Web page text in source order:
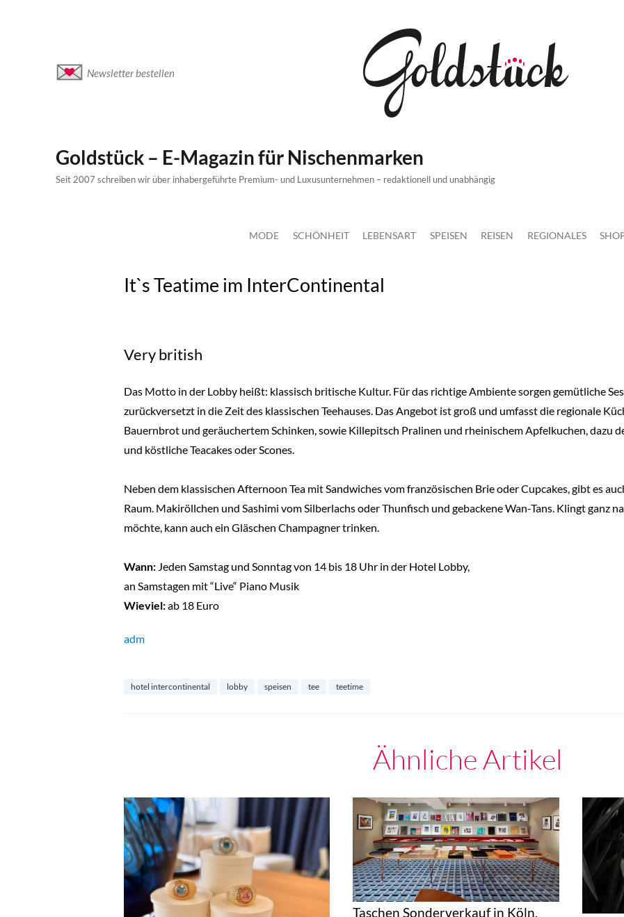
Newsletter bestellen
Goldstück – E-Magazin für Nischenmarken
Seit 2007 schreiben wir über inhabergeführte Premium- und Luxusunternehmen – redaktionell und unabhängig
MODE SCHÖNHEIT LEBENSART SPEISEN REISEN REGIONALES
It`s Teatime im InterContinental
Very british
Das Motto in der Lobby heißt: klassisch britische Kultur. Für das richtige Ambiente sorgen gemütliche
zurückversetzt in die Zeit des klassischen Teehauses. Das Angebot ist groß und umfasst die regionale
Bauernbrot und geräuchertem Schinken, sowie Killepitsch Pralinen und rheinischem Apfelkuchen, dazu
und köstliche Teacakes oder Scones.
Neben dem klassischen Afternoon Tea mit Sandwiches vom französischen Brie oder Cupcakes, gibt es
Raum. Makiröllchen und Sashimi vom Silberlachs oder Thunfisch und gebackene Wan-Tans. Klingt ganz
möchte, kann auch ein Gläschen Champagner trinken.
Wann: Jeden Samstag und Sonntag von 14 bis 18 Uhr in der Hotel Lobby,
an Samstagen mit “Live“ Piano Musik
Wieviel:ab 18 Euro
adm
hotel intercontinental lobby speisen tee teetime
Ähnliche Artikel
Taschen Sonderverkauf in Köln,